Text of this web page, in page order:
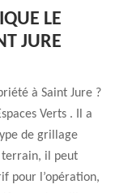
LE
JURE
à Saint Jure ?
Verts . Il a
de grillage
terrain, il peut
pour l’opération,